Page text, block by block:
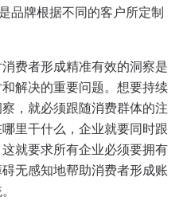
品牌根据不同的客户所定制
费者形成精准有效的洞察是
解决的重要问题。想要持续
，就必须跟随消费群体的注
里干什么，企业就要同时跟
就要求所有企业必须要拥有
无感知地帮助消费者形成账